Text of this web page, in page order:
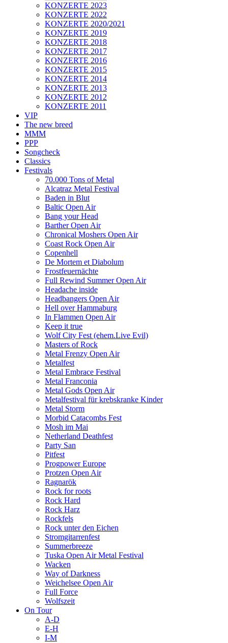
KONZERTE 2023
KONZERTE 2022
KONZERTE 2020/2021
KONZERTE 2019
KONZERTE 2018
KONZERTE 2017
KONZERTE 2016
KONZERTE 2015
KONZERTE 2014
KONZERTE 2013
KONZERTE 2012
KONZERTE 2011
VIP
The new breed
MMM
PPP
Songcheck
Classics
Festivals
70.000 Tons of Metal
Alcatraz Metal Festival
Baden in Blut
Baltic Open Air
Bang your Head
Barther Open Air
Chronical Moshers Open Air
Coast Rock Open Air
Copenhell
De Mortem et Diabolum
Frostfeuernächte
Full Rewind Summer Open Air
Headache inside
Headbangers Open Air
Hell over Hammaburg
In Flammen Open Air
Keep it true
Wolf City Fest (ehem.Live Evil)
Masters of Rock
Metal Frenzy Open Air
Metalfest
Metal Embrace Festival
Metal Franconia
Metal Gods Open Air
Metalfestival für krebskranke Kinder
Metal Storm
Morbid Catacombs Fest
Mosh im Mai
Netherland Deathfest
Party San
Pitfest
Progpower Europe
Protzen Open Air
Ragnarök
Rock for roots
Rock Hard
Rock Harz
Rockfels
Rock unter den Eichen
Stromgitarrenfest
Summerbreeze
Tuska Open Air Metal Festival
Wacken
Way of Darkness
Weichelsee Open Air
Full Force
Wolfszeit
On Tour
A-D
E-H
I-M